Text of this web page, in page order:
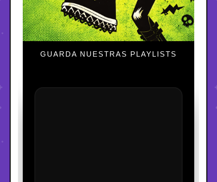
GUARDA NUESTRAS PLAYLISTS